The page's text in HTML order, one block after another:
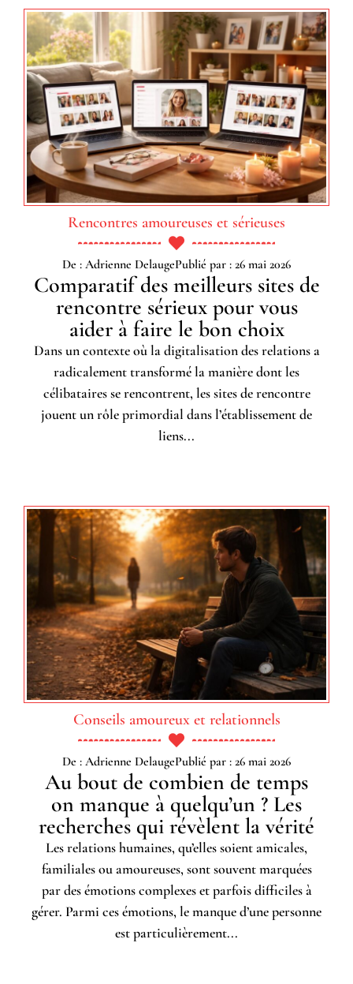
Rencontres amoureuses et sérieuses
De : Adrienne DelaugePublié par : 26 mai 2026
Comparatif des meilleurs sites de
rencontre sérieux pour vous
aider à faire le bon choix
Dans un contexte où la digitalisation des relations a
radicalement transformé la manière dont les
célibataires se rencontrent, les sites de rencontre
jouent un rôle primordial dans l’établissement de
liens...
Conseils amoureux et relationnels
De : Adrienne DelaugePublié par : 26 mai 2026
Au bout de combien de temps
on manque à quelqu’un ? Les
recherches qui révèlent la vérité
Les relations humaines, qu’elles soient amicales,
familiales ou amoureuses, sont souvent marquées
par des émotions complexes et parfois difficiles à
gérer. Parmi ces émotions, le manque d’une personne
est particulièrement...